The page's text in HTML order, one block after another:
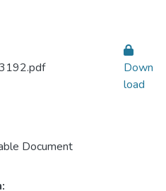
Document
Down
load